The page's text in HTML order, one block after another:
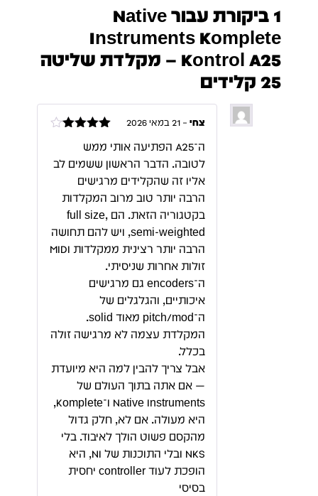
1 ביקורת עבור
Native
Instruments Komplete
Kontrol A25 – מקלדת שליטה
25 קלידים
מתוך 5
צחי – 21 במאי 2026
ה־A25 הפתיעה אותי ממש
לטובה. הדבר הראשון ששמים לב
אליו זה שהקלידים מרגישים
הרבה יותר טוב מרוב המקלדות
בקטגוריה הזאת. הם full size,
semi-weighted, ויש להם תחושה
הרבה יותר רצינית ממקלדות MIDI
זולות אחרות שניסיתי.
ה־encoders גם מרגישים
איכותיים, והגלגלים של
ה־pitch/mod מאוד solid.
המקלדת עצמה לא מרגישה זולה
בכלל.
אבל צריך להבין למה היא מיועדת
— אם אתה בתוך העולם של
Native Instruments ו־Komplete,
היא מעולה. אם לא, חלק גדול
מהקסם פשוט הולך לאיבוד. בלי
NKS ובלי התוכנות של NI, היא
הופכת לעוד controller יחסית
בסיסי